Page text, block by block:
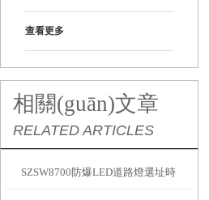
查看更多
相關(guān)文章
RELATED ARTICLES
SZSW8700防爆LED道路燈選址時